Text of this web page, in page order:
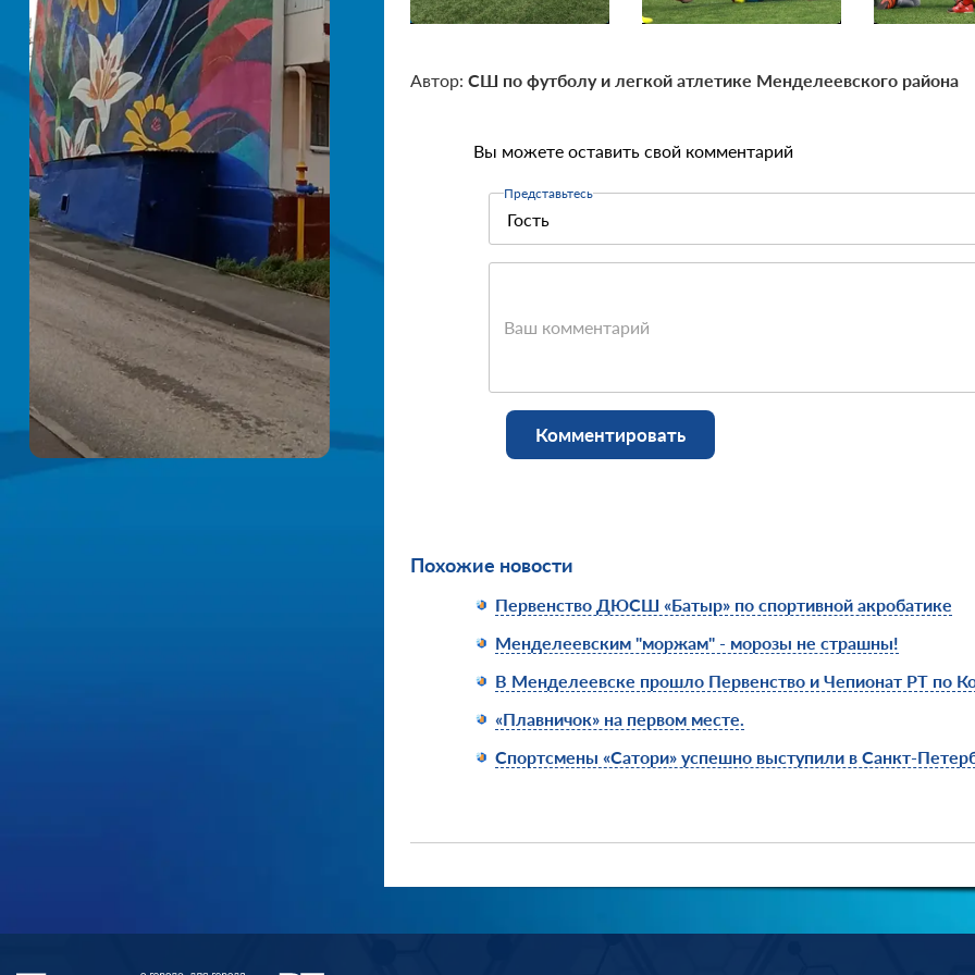
Автор: СШ по футболу и легкой атлетике Менделеевского района
Вы можете оставить свой комментарий
Представьтесь
Ваш комментарий
Комментировать
Похожие новости
Первенство ДЮСШ «Батыр» по спортивной акробатике
Менделеевским "моржам" - морозы не страшны!
В Менделеевске прошло Первенство и Чепионат РТ по
«Плавничок» на первом месте.
Спортсмены «Сатори» успешно выступили в Санкт-